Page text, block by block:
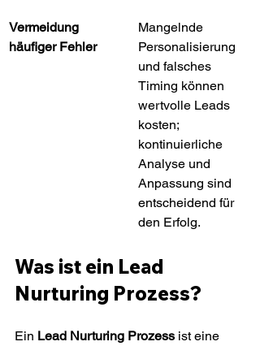
Vermeidung
häufiger Fehler
Mangelnde
Personalisierung
und falsches
Timing können
wertvolle Leads
kosten;
kontinuierliche
Analyse und
Anpassung sind
entscheidend für
den Erfolg.
Was ist ein Lead
Nurturing Prozess?
Ein Lead Nurturing Prozess ist eine